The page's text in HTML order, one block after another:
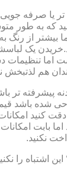
تر یا صرفه
بیشتر از
یک
اما تنظیمات
هم لذتبخش
پیشرفته تر
شده باشد
کنید امکانات
اما بابت
نکنید.
اشتباه را